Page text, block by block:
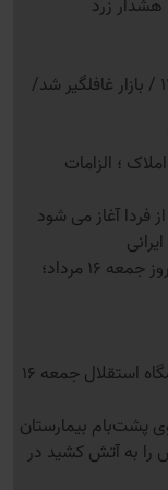
شنبه 17 مرداد ؛ هشدار زرد
قیمت طلا و سکه امروز جمعه 16 مرداد 1405 / بازار غافلگیر شد/
؛ الزامات
فردا آغاز می شود
آخرین اخبار بازنشستگان تامین اجتماعی امروز جمعه 16 مرداد؛
آخرین اخبار و گزارش‌ها از نقل‌وانتقالات باشگاه استقلال جمعه 16
به آتش کشید در